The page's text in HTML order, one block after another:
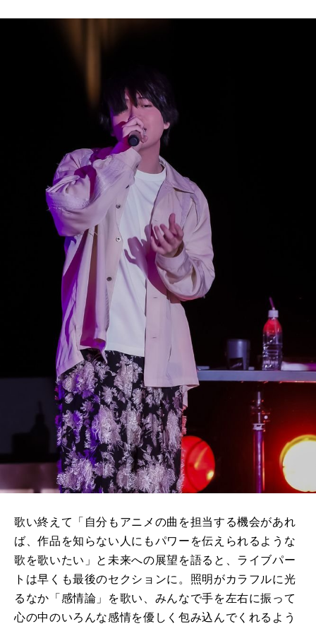
歌い終えて「自分もアニメの曲を担当する機会があれ
ば、作品を知らない人にもパワーを伝えられるような
歌を歌いたい」と未来への展望を語ると、ライブパー
トは早くも最後のセクションに。照明がカラフルに光
るなか「感情論」を歌い、みんなで手を左右に振って
心の中のいろんな感情を優しく包み込んでくれるよう